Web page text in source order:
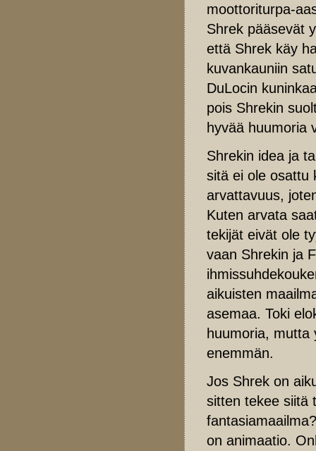
moottoriturpa-
Shrek pääsevät
että Shrek käy
kuvankauniin
DuLocin
pois Shrekin
hyvää huumoria
Shrekin idea ja
sitä ei ole osattu
arvattavuus,
Kuten arvata
tekijät eivät ole
vaan Shrekin ja
aikuisten
asemaa. Toki
huumoria, mutta
enemmän.
Jos Shrek on
sitten tekee siitä
on animaatio.